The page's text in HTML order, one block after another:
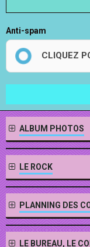
Anti-spam
CLIQUEZ
ALBUM PHOTOS
LE ROCK
PLANNING DES
LE BUREAU, LE